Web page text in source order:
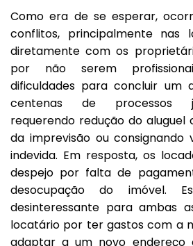
Como era de se esperar,
conflitos, principalmente nas
diretamente com os
por não serem
dificuldades para concluir um
centenas de processos
requerendo redução do
da imprevisão ou consignando
indevida. Em resposta, os
despejo por falta de
desocupação do imóvel.
desinteressante para ambas
locatário por ter gastos com a
adaptar a um novo